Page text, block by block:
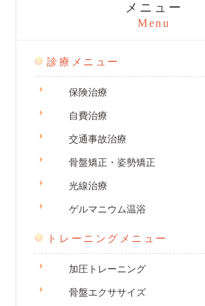
メニュー
Menu
診療メニュー
保険治療
自費治療
交通事故治療
骨盤矯正・姿勢矯正
光線治療
ゲルマニウム温浴
トレーニングメニュー
加圧トレーニング
骨盤エクササイズ